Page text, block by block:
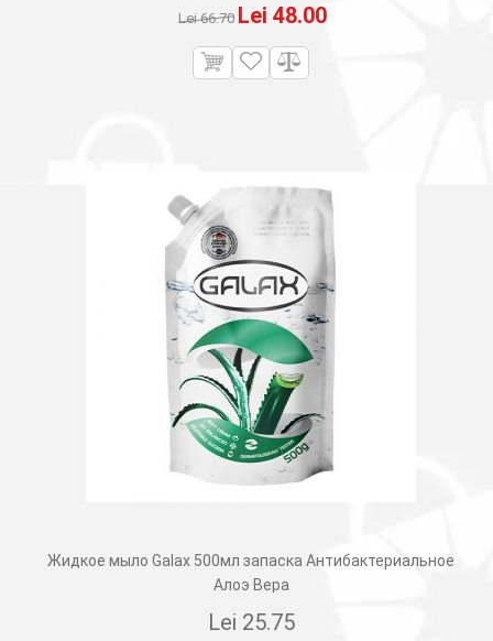
Lei66.70 Первоначальная
цена
составляла
Lei 48.00Текущая
Жидкое мыло Galax 500мл запаска Aнтибактериальное
Алоэ Вера
Lei 25.75